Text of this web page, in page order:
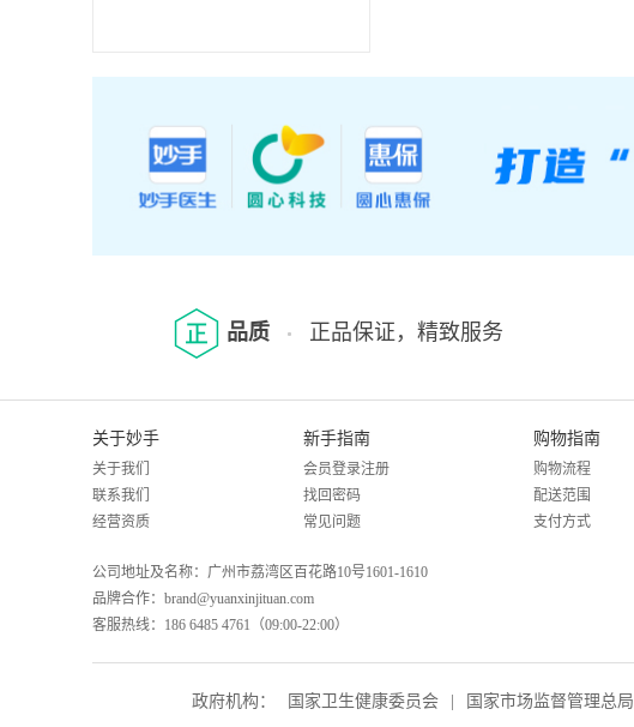
品质 正品保证，精致服务
关于妙手
关于我们
联系我们
经营资质
新手指南
会员登录注册
找回密码
常见问题
购物指南
购物流程
配送范围
支付方式
公司地址及名称：广州市荔湾区百花路10号1601-1610
品牌合作：brand@yuanxinjituan.com
客服热线：186 6485 4761（09:00-22:00）
政府机构： 国家卫生健康委员会 国家市场监督管理总局